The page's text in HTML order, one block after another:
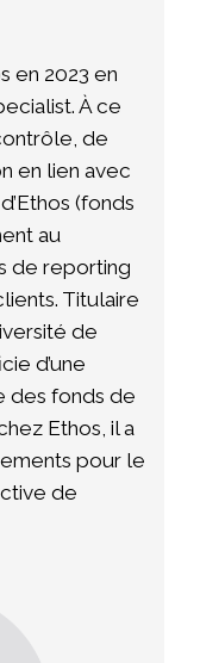
en 2023 en
À ce
de
en lien avec
(fonds
au
de reporting
Titulaire
de
d’une
des fonds de
Ethos, il a
pour le
de